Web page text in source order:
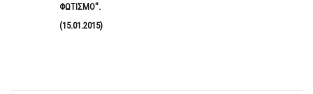
ΦΩΤΙΣΜΟ".
(15.01.2015)